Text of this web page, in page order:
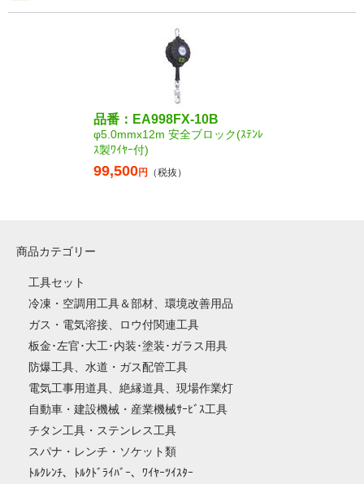
品番：EA998FX-10B
φ5.0mmx12m 安全ブロック(ｽﾃﾝﾚ
ｽ製ﾜｲﾔｰ付)
99,500円 （税抜）
商品カテゴリー
工具セット
冷凍・空調用工具＆部材、環境改善用品
ガス・電気溶接、ロウ付関連工具
板金･左官･大工･内装･塗装･ガラス用具
防爆工具、水道・ガス配管工具
電気工事用道具、絶縁道具、現場作業灯
自動車・建設機械・産業機械ｻｰﾋﾞｽ工具
チタン工具・ステンレス工具
スパナ・レンチ・ソケット類
ﾄﾙｸﾚﾝﾁ、ﾄﾙｸﾄﾞﾗｲﾊﾞｰ、ﾜｲﾔｰﾂｲｽﾀｰ